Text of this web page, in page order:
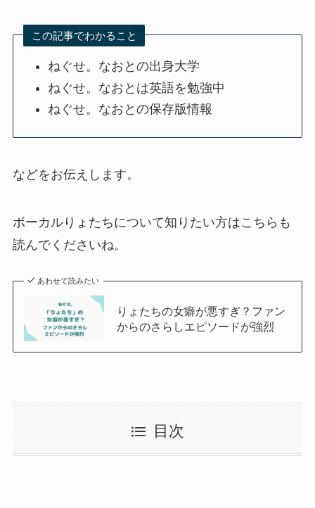
この記事でわかること
ねぐせ。なおとの出身大学
ねぐせ。なおとは英語を勉強中
ねぐせ。なおとの保存版情報
などをお伝えします。
ボーカルりょたちについて知りたい方はこちらも
読んでくださいね。
あわせて読みたい
りょたちの女癖が悪すぎ？ファン
からのさらしエピソードが強烈
目次